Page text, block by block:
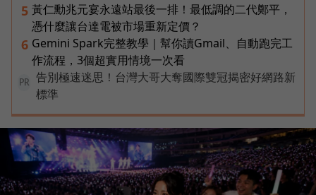
5 黃仁勳兆元宴永遠站最後一排！最低調的二代鄭平，
憑什麼讓台達電被市場重新定價？
6 Gemini Spark完整教學｜幫你讀Gmail、自動跑完工
作流程，3個超實用情境一次看
PR
告別極速迷思！台灣大哥大奪國際雙冠揭密好網路新
標準